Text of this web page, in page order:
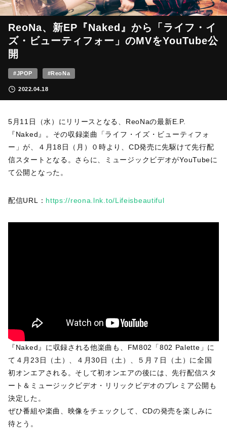
ReoNa、新EP『Naked』から「ライフ・イ
ズ・ビューティフォー」のMVをYouTube公
開
#JPOP #ReoNa
2022.04.18
5月11日（水）にリリースとなる、ReoNaの最新E.P.
『Naked』。その収録楽曲「ライフ・イズ・ビューティフォ
ー」が、４月18日（月）０時より、CD発売に先駆けて先行配
信スタートとなる。さらに、ミュージックビデオがYouTubeに
て公開となった。
配信URL： https://reona.lnk.to/Lifeisbeautiful
『Naked』に収録される他楽曲も、FM802「802 Palette」に
て４月23日（土）、４月30日（土）、５月７日（土）に全国
初オンエアされる。そして初オンエアの後には、先行配信スタ
ート＆ミュージックビデオ・リリックビデオのプレミア公開も
決定した。
ぜひ番組や楽曲、映像をチェックして、CDの発売を楽しみに
待とう。